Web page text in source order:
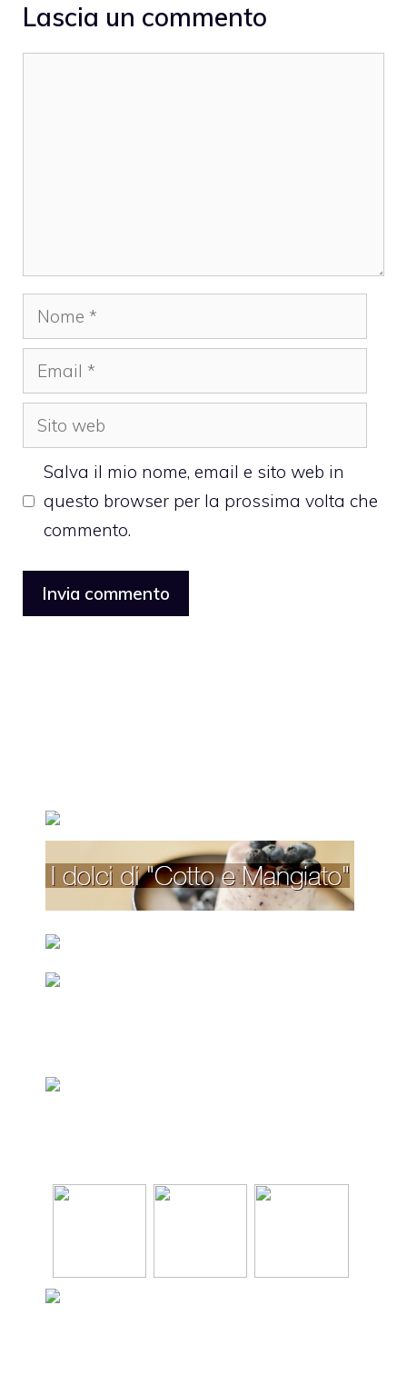
Lascia un commento
Nome
Email
Sito
web
Salva il mio nome, email e sito web in
questo browser per la prossima volta che
commento.